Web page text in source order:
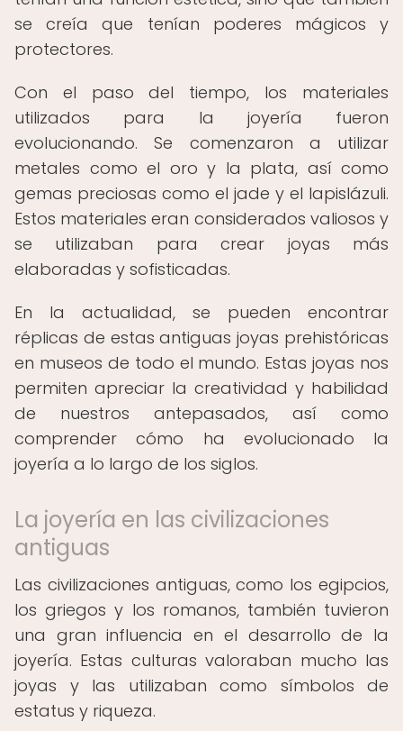
se creía que tenían poderes mágicos y
protectores.
Con el paso del tiempo, los materiales
utilizados para la joyería fueron
evolucionando. Se comenzaron a utilizar
metales como el oro y la plata, así como
gemas preciosas como el jade y el lapislázuli.
Estos materiales eran considerados valiosos y
se utilizaban para crear joyas más
elaboradas y sofisticadas.
En la actualidad, se pueden encontrar
réplicas de estas antiguas joyas prehistóricas
en museos de todo el mundo. Estas joyas nos
permiten apreciar la creatividad y habilidad
de nuestros antepasados, así como
comprender cómo ha evolucionado la
joyería a lo largo de los siglos.
La joyería en las civilizaciones
antiguas
Las civilizaciones antiguas, como los egipcios,
los griegos y los romanos, también tuvieron
una gran influencia en el desarrollo de la
joyería. Estas culturas valoraban mucho las
joyas y las utilizaban como símbolos de
estatus y riqueza.